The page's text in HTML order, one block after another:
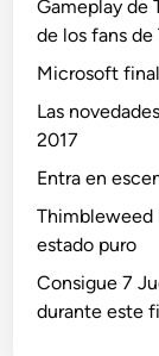
Gameplay de
de los fans
Microsoft
Las
2017
Entra en
Thimbleweed
estado puro
Consigue 7
durante este